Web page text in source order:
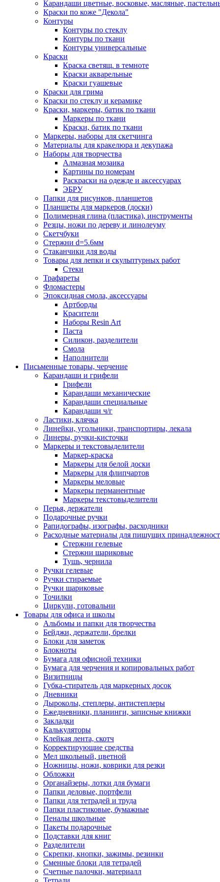
Карандаши цветные, восковые, масляные,
Краски по коже "Декола"
Контуры
Контуры по стеклу
Контуры по ткани
Контуры универсальные
Краски
Краска светящ. в темноте
Краски акварельные
Краски гуашевые
Краски для грима
Краски по стеклу и керамике
Краски, маркеры, батик по ткани
Маркеры по ткани
Краски, батик по ткани
Маркеры, наборы для скетчинга
Материалы для кракелюра и декупажа
Наборы для творчества
Алмазная мозаика
Картины по номерам
Раскраски на одежде и аксессуарах
ЭБРУ
Папки для рисунков, планшетов
Планшеты для маркеров (доски)
Полимерная глина (пластика), инструменты
Резцы, ножи по дереву и линолеуму
Скетчбуки
Стержни d=5.6мм
Стаканчики для воды
Товары для лепки и скульптурных работ
Стеки
Трафареты
Фломастеры
Эпоксидная смола, аксессуары
Артборды
Красители
Наборы Resin Art
Паста
Силикон, разделители
Смола
Наполнители
Письменные товары, черчение
Карандаши и грифели
Грифели
Карандаши механические
Карандаши специальные
Карандаши ч/г
Ластики, клячка
Линейки, угольники, транспортиры, лекала
Линеры, ручки-кисточки
Маркеры и текстовыделители
Маркер-краска
Маркеры для белой доски
Маркеры для флипчартов
Маркеры меловые
Маркеры перманентные
Маркеры текстовыделители
Перья, держатели
Подарочные ручки
Рапидографы, изографы, расходники
Расходные материалы для пишущих
Стержни гелевые
Стержни шариковые
Тушь, чернила
Ручки гелевые
Ручки стираемые
Ручки шариковые
Точилки
Циркули, готовальни
Товары для офиса и школы
Альбомы и папки для творчества
Бейджи, держатели, брелки
Блоки для заметок
Блокноты
Бумага для офисной техники
Бумага для черчения и копировальных работ
Визитницы
Губка-стиратель для маркерных досок
Дневники
Дыроколы, степлеры, антистеплеры
Ежедневники, планинги, записные книжки
Закладки
Калькуляторы
Клейкая лента, скотч
Корректирующие средства
Мел школьный, цветной
Ножницы, ножи, коврики для резки
Обложки
Органайзеры, лотки для бумаги
Папки деловые, портфели
Папки для тетрадей и труда
Папки пластиковые, бумажные
Пеналы школьные
Пакеты подарочные
Подставки для книг
Разделители
Скрепки, кнопки, зажимы, резинки
Сменные блоки для тетрадей
Счетные палочки, материалл
Тетради